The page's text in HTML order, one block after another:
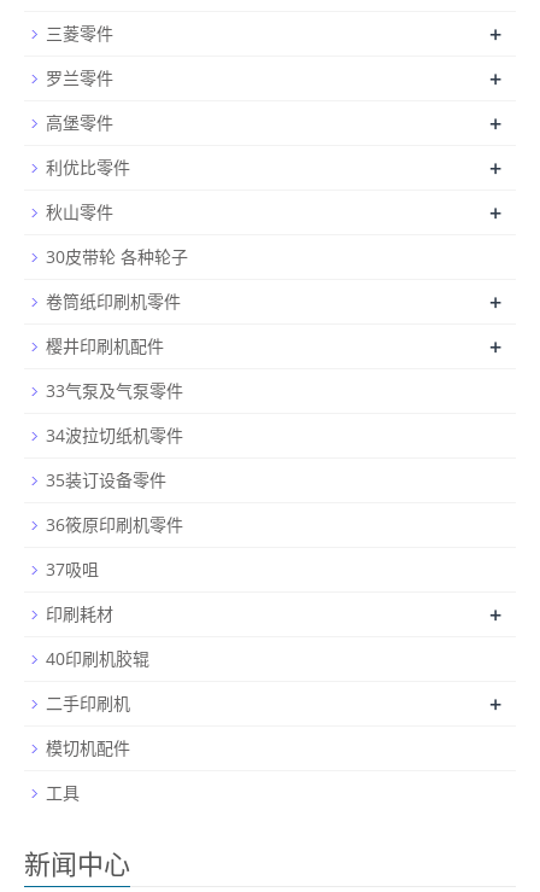
三菱零件 +
罗兰零件 +
高堡零件 +
利优比零件 +
秋山零件 +
30皮带轮 各种轮子
卷筒纸印刷机零件
+
樱井印刷机配件 +
33气泵及气泵零件
34波拉切纸机零件
35装订设备零件
36筱原印刷机零件
37吸咀
印刷耗材
+
40印刷机胶辊
二手印刷机
+
模切机配件
工具
新闻中心